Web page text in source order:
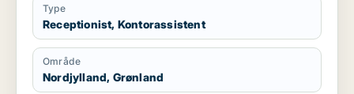
Type
Receptionist, Kontorassistent
Område
Nordjylland, Grønland